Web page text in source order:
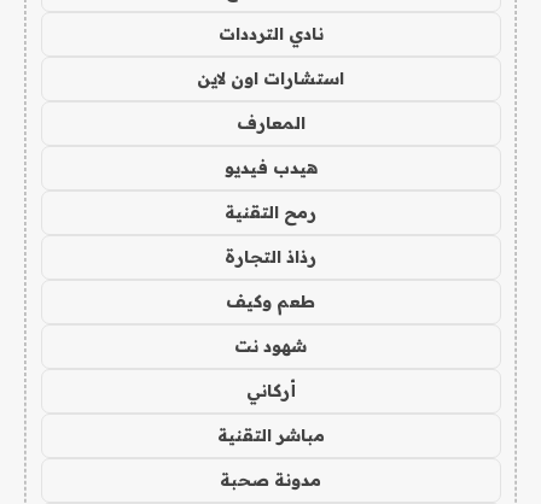
نادي الترددات
استشارات اون لاين
المعارف
هيدب فيديو
رمح التقنية
رذاذ التجارة
طعم وكيف
شهود نت
أركاني
مباشر التقنية
مدونة صحبة